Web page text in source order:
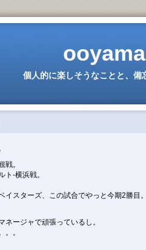
個人的に楽しそうなことと、備
戦。
ト-横浜戦。
イスターズ、この試合でやっと今期2勝目。
ネージャで頑張っているし。
。。